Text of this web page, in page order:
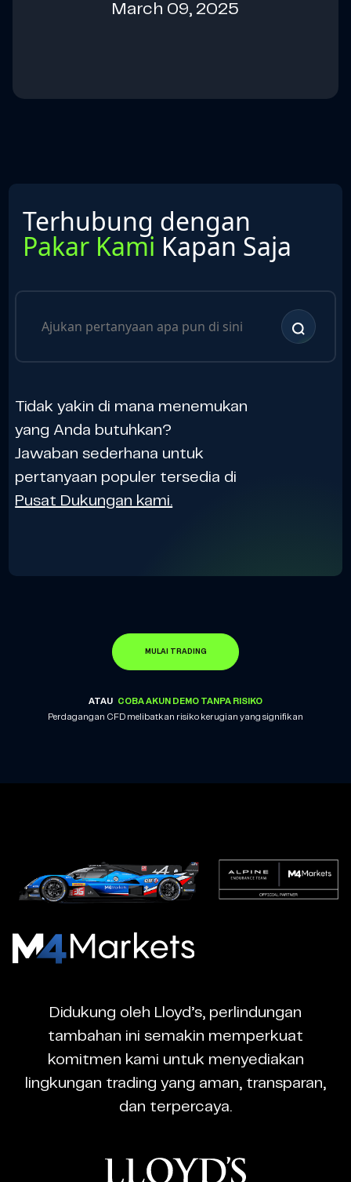
March 09, 2025
Terhubung dengan
Pakar Kami Kapan Saja
Tidak yakin di mana menemukan
yang Anda butuhkan?
Jawaban sederhana untuk
pertanyaan populer tersedia di
Pusat Dukungan kami.
MULAI TRADING
ATAU COBA AKUN DEMO TANPA RISIKO
Perdagangan CFD melibatkan risiko kerugian yang signifikan
M4Markets
CFD
Trading
Regulated
Broker
Didukung oleh Lloyd’s, perlindungan
tambahan ini semakin memperkuat
komitmen kami untuk menyediakan
lingkungan trading yang aman, transparan,
dan terpercaya.